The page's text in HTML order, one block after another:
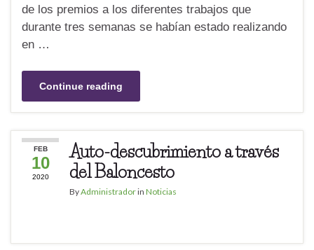
de los premios a los diferentes trabajos que
durante tres semanas se habían estado realizando
en …
Continue reading
FEB
10
2020
Auto-descubrimiento a través
del Baloncesto
ByAdministradorin Noticias